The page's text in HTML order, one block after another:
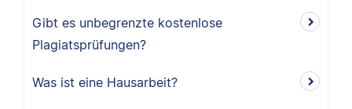
Gibt es unbegrenzte kostenlose
Plagiatsprüfungen?
Was ist eine Hausarbeit?